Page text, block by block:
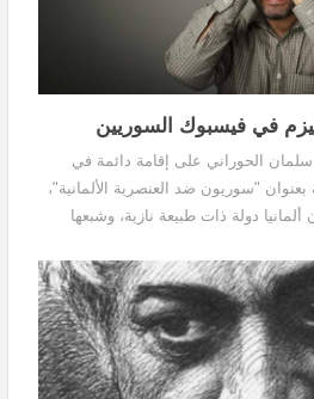
في فيسبوك السوريين
الحوراني على إقامة دائمة في
بعنوان "سوريون ضد العنصرية الألمانية"،
دولة ذات طبيعة نازية، وشبعها